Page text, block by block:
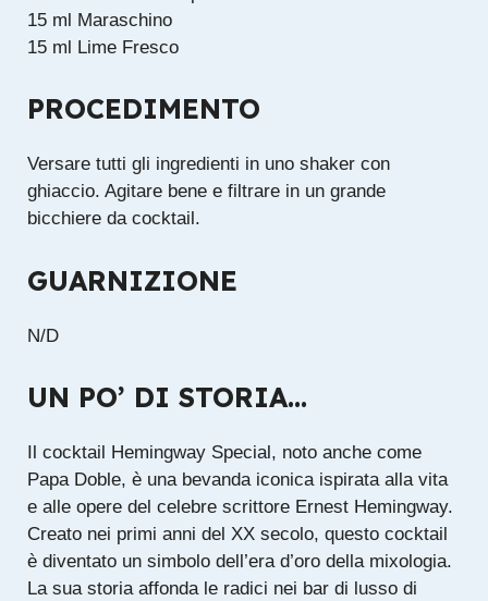
15 ml Maraschino
15 ml Lime Fresco
PROCEDIMENTO
Versare tutti gli ingredienti in uno shaker con
ghiaccio. Agitare bene e filtrare in un grande
bicchiere da cocktail.
GUARNIZIONE
N/D
UN PO’ DI STORIA…
Il cocktail Hemingway Special, noto anche come
Papa Doble, è una bevanda iconica ispirata alla vita
e alle opere del celebre scrittore Ernest Hemingway.
Creato nei primi anni del XX secolo, questo cocktail
è diventato un simbolo dell’era d’oro della mixologia.
La sua storia affonda le radici nei bar di lusso di